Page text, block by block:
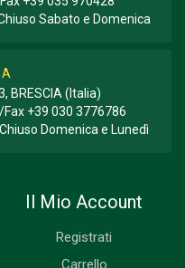
Sabato e Domenica
BRESCIA (Italia)
+39 030 3776786
Domenica e Lunedì
Il Mio Account
Registrati
Carrello